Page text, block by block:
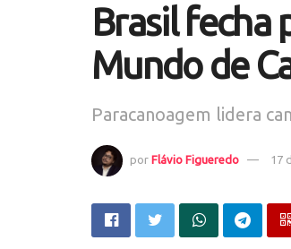
Brasil fecha
Mundo de
Paracanoagem lidera
por Flávio Figueredo 17